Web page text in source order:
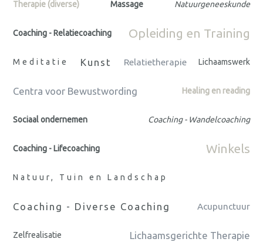
Therapie (diverse) Massage Natuurgeneeskunde
Coaching - Relatiecoaching Opleiding en Training
Meditatie Kunst Relatietherapie Lichaamswerk
Centra voor Bewustwording Healing en reading
Sociaal ondernemen Coaching - Wandelcoaching
Coaching - Lifecoaching Winkels
Natuur, Tuin en Landschap
Coaching - Diverse Coaching Acupunctuur
Zelfrealisatie Lichaamsgerichte Therapie